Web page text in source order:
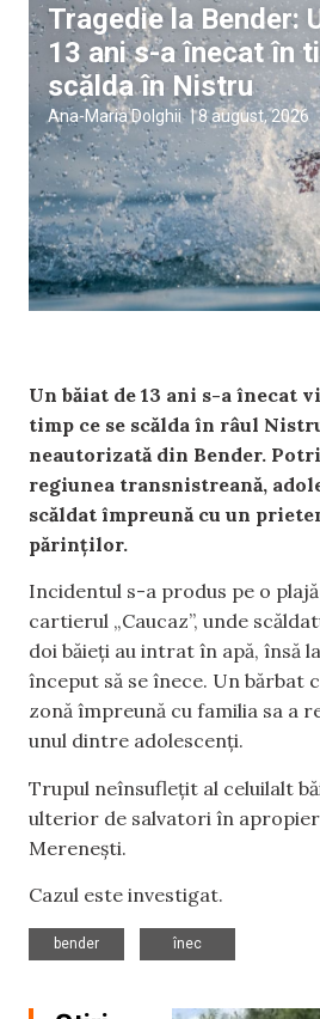
Tragedie la Bender:
13 ani s-a înecat în
scălda în Nistru
Ana-Maria Dolghii |8 august, 2026
Un băiat de 13 ani s-a înecat
timp ce se scălda în râul
neautorizată din Bender.
regiunea transnistreană,
scăldat împreună cu un
părinților.
Incidentul s-a produs pe o
cartierul „Caucaz”, unde
doi băieți au intrat în apă, însă
început să se înece. Un bărbat
zonă împreună cu familia sa a
unul dintre adolescenți.
Trupul neînsuflețit al celuilalt
ulterior de salvatori în
Merenești.
Cazul este investigat.
bender
înec